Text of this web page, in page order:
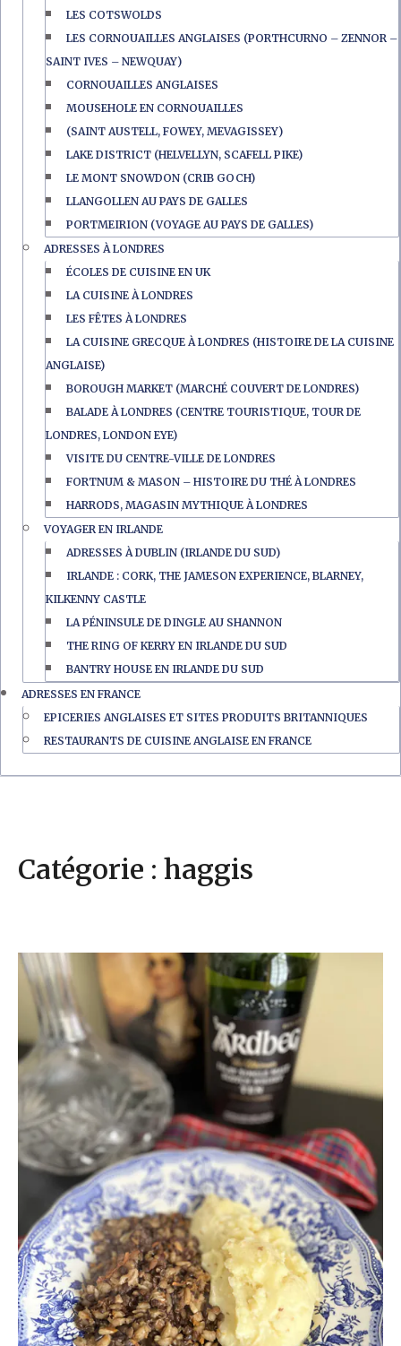
LES COTSWOLDS
LES CORNOUAILLES ANGLAISES (PORTHCURNO – ZENNOR –
SAINT IVES – NEWQUAY)
CORNOUAILLES ANGLAISES
MOUSEHOLE EN CORNOUAILLES
(SAINT AUSTELL, FOWEY, MEVAGISSEY)
LAKE DISTRICT (HELVELLYN, SCAFELL PIKE)
LE MONT SNOWDON (CRIB GOCH)
LLANGOLLEN AU PAYS DE GALLES
PORTMEIRION (VOYAGE AU PAYS DE GALLES)
ADRESSES À LONDRES
ÉCOLES DE CUISINE EN UK
LA CUISINE À LONDRES
LES FÊTES À LONDRES
LA CUISINE GRECQUE À LONDRES (HISTOIRE DE LA CUISINE
ANGLAISE)
BOROUGH MARKET (MARCHÉ COUVERT DE LONDRES)
BALADE À LONDRES (CENTRE TOURISTIQUE, TOUR DE
LONDRES, LONDON EYE)
VISITE DU CENTRE-VILLE DE LONDRES
FORTNUM & MASON – HISTOIRE DU THÉ À LONDRES
HARRODS, MAGASIN MYTHIQUE À LONDRES
VOYAGER EN IRLANDE
ADRESSES À DUBLIN (IRLANDE DU SUD)
IRLANDE : CORK, THE JAMESON EXPERIENCE, BLARNEY,
KILKENNY CASTLE
LA PÉNINSULE DE DINGLE AU SHANNON
THE RING OF KERRY EN IRLANDE DU SUD
BANTRY HOUSE EN IRLANDE DU SUD
ADRESSES EN FRANCE
EPICERIES ANGLAISES ET SITES PRODUITS BRITANNIQUES
RESTAURANTS DE CUISINE ANGLAISE EN FRANCE
Catégorie : haggis